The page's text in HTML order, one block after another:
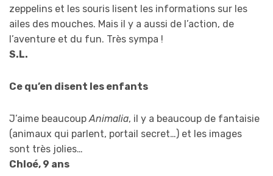
zeppelins et les souris lisent les informations sur les
ailes des mouches. Mais il y a aussi de l’action, de
l’aventure et du fun. Très sympa !
S.L.
Ce qu’en disent les enfants
J’aime beaucoup Animalia, il y a beaucoup de fantaisie
(animaux qui parlent, portail secret…) et les images
sont très jolies…
Chloé, 9 ans